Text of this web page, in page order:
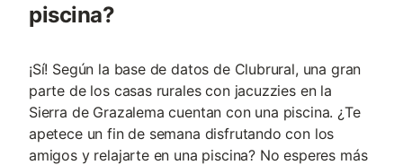
piscina?
¡Sí! Según la base de datos de Clubrural, una gran
parte de los casas rurales con jacuzzies en la
Sierra de Grazalema cuentan con una piscina. ¿Te
apetece un fin de semana disfrutando con los
amigos y relajarte en una piscina? No esperes más